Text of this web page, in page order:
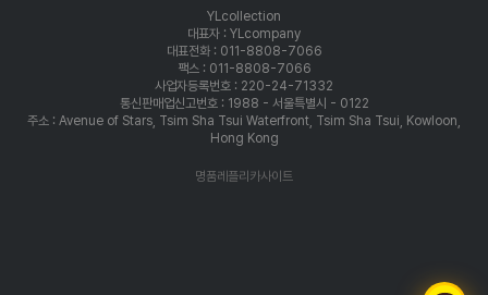
YLcollection
대표자 : YLcompany
대표전화 : 011-8808-7066
팩스 : 011-8808-7066
사업자등록번호 : 220-24-71332
통신판매업신고번호 : 1988 - 서울특별시 - 0122
주소 : Avenue of Stars, Tsim Sha Tsui Waterfront, Tsim Sha Tsui, Kowloon,
Hong Kong
명품레플리카사이트